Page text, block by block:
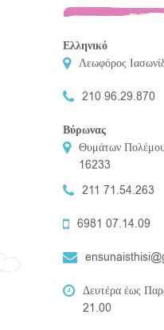
Ελληνικό
Λεωφόρος
210 96.29.870
Βύρωνας
Θυμάτων
16233
211 71.54.263
6981 07.14.09
Δευτέρα έως
21.00